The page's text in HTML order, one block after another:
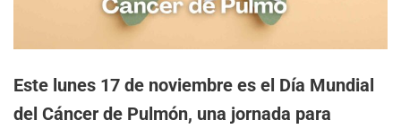
Este lunes 17 de noviembre es el Día Mundial
del Cáncer de Pulmón, una jornada para